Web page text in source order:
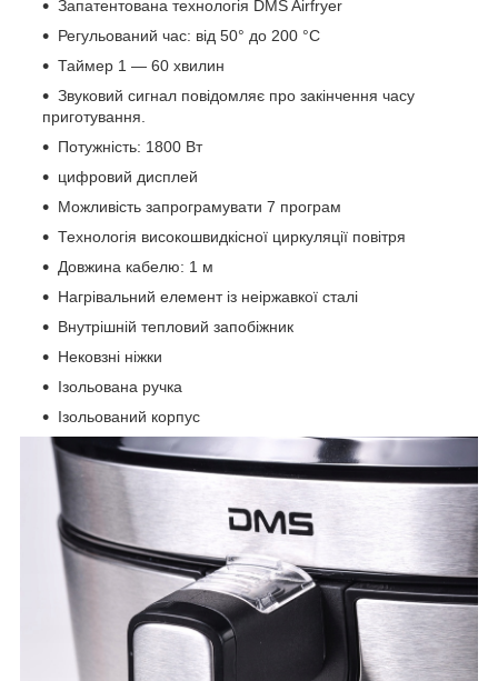
Запатентована технологія DMS Airfryer
Регульований час: від 50° до 200 °C
Таймер 1 — 60 хвилин
Звуковий сигнал повідомляє про закінчення часу
приготування.
Потужність: 1800 Вт
цифровий дисплей
Можливість запрограмувати 7 програм
Технологія високошвидкісної циркуляції повітря
Довжина кабелю: 1 м
Нагрівальний елемент із неіржавкої сталі
Внутрішній тепловий запобіжник
Нековзні ніжки
Ізольована ручка
Ізольований корпус